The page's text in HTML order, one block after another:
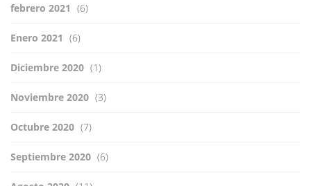
febrero 2021 (6)
Enero 2021 (6)
Diciembre 2020 (1)
Noviembre 2020 (3)
Octubre 2020 (7)
Septiembre 2020 (6)